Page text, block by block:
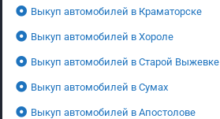
Выкуп автомобилей в Краматорске
Выкуп автомобилей в Хороле
Выкуп автомобилей в Старой Выжевке
Выкуп автомобилей в Сумах
Выкуп автомобилей в Апостолове